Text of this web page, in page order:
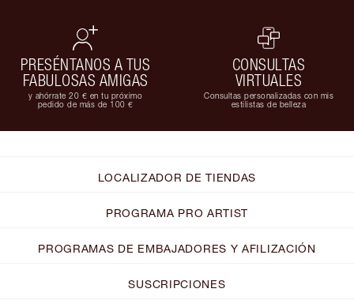
PRESÉNTANOS A TUS
FABULOSAS AMIGAS
y ahórrate 20 € en tu próximo
pedido de más de 100 €
CONSULTAS
VIRTUALES
Consultas personalizadas con mis
estilistas de belleza
LOCALIZADOR DE TIENDAS
PROGRAMA PRO ARTIST
PROGRAMAS DE EMBAJADORES Y AFILIZACIÓN
SUSCRIPCIONES